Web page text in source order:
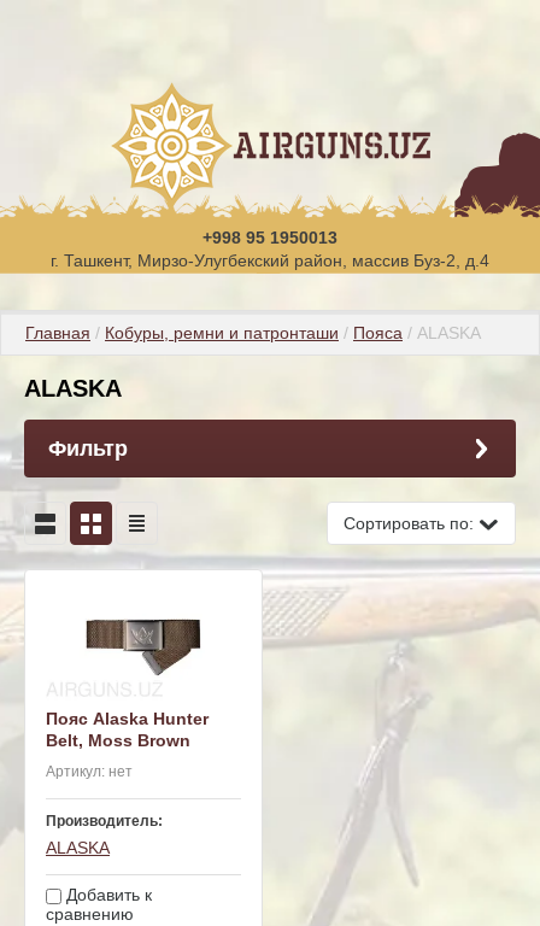
+998 95 1950013
г. Ташкент, Мирзо-Улугбекский район, массив Буз-2, д.4
Главная / Кобуры, ремни и патронташи / Пояса / ALASKA
ALASKA
Фильтр
Сортировать по:
Пояс Alaska Hunter
Belt, Moss Brown
Артикул: нет
Производитель:
ALASKA
Добавить к
сравнению